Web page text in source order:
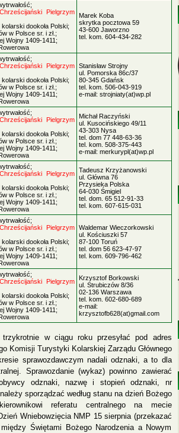
Pielgrzym
kolarski dookoła Polski;
w Polsce sr. i zł.;
Wojny 1409-1411;
Marek Koba
skrytka pocztowa 59
43-600 Jaworzno
tel. kom. 604-434-282
Pielgrzym
kolarski dookoła Polski;
w Polsce sr. i zł.;
Wojny 1409-1411;
Stanisław Strojny
ul. Pomorska 86c/37
80-345 Gdańsk
tel. kom. 506-043-919
e-mail: strojniaty(at)wp.pl
Pielgrzym
kolarski dookoła Polski;
w Polsce sr. i zł.;
Wojny 1409-1411;
Michał Raczyński
ul. Kusocińskiego 49/11
43-303 Nysa
tel. dom 77 448-63-36
tel. kom. 508-375-443
e-mail: merkurypl(at)wp.pl
Pielgrzym
kolarski dookoła Polski;
w Polsce sr. i zł.;
Wojny 1409-1411;
Tadeusz Krzyżanowski
ul. Główna 76
Przysieka Polska
64-030 Śmigiel
tel. dom. 65 512-91-33
tel. kom. 607-615-031
Pielgrzym
kolarski dookoła Polski;
w Polsce sr. i zł.;
Wojny 1409-1411;
Waldemar Wieczorkowski
ul. Kościuszki 57
87-100 Toruń
tel. dom 56 623-47-97
tel. kom. 609-796-462
Pielgrzym
kolarski dookoła Polski;
w Polsce sr. i zł.;
Wojny 1409-1411;
Krzysztof Borkowski
ul. Strubiczów 8/36
02-136 Warszawa
tel. kom. 602-680-689
e-mail:
krzysztofb628(at)gmail.com
w ciągu roku przesyłać pod adres
Komisji Turystyki Kolarskiej Zarządu Głównego
sprawozdawczym nadali odznaki, a to dla
Sprawozdanie (wykaz) powinno zawierać
odznaki, nazwę i stopień odznaki, nr
sporządzać według stanu na dzień Bożego
referatu centralnego na mecie
Wniebowzięcia NMP 15 sierpnia (przekazać
Świętami Bożego Narodzenia a Nowym